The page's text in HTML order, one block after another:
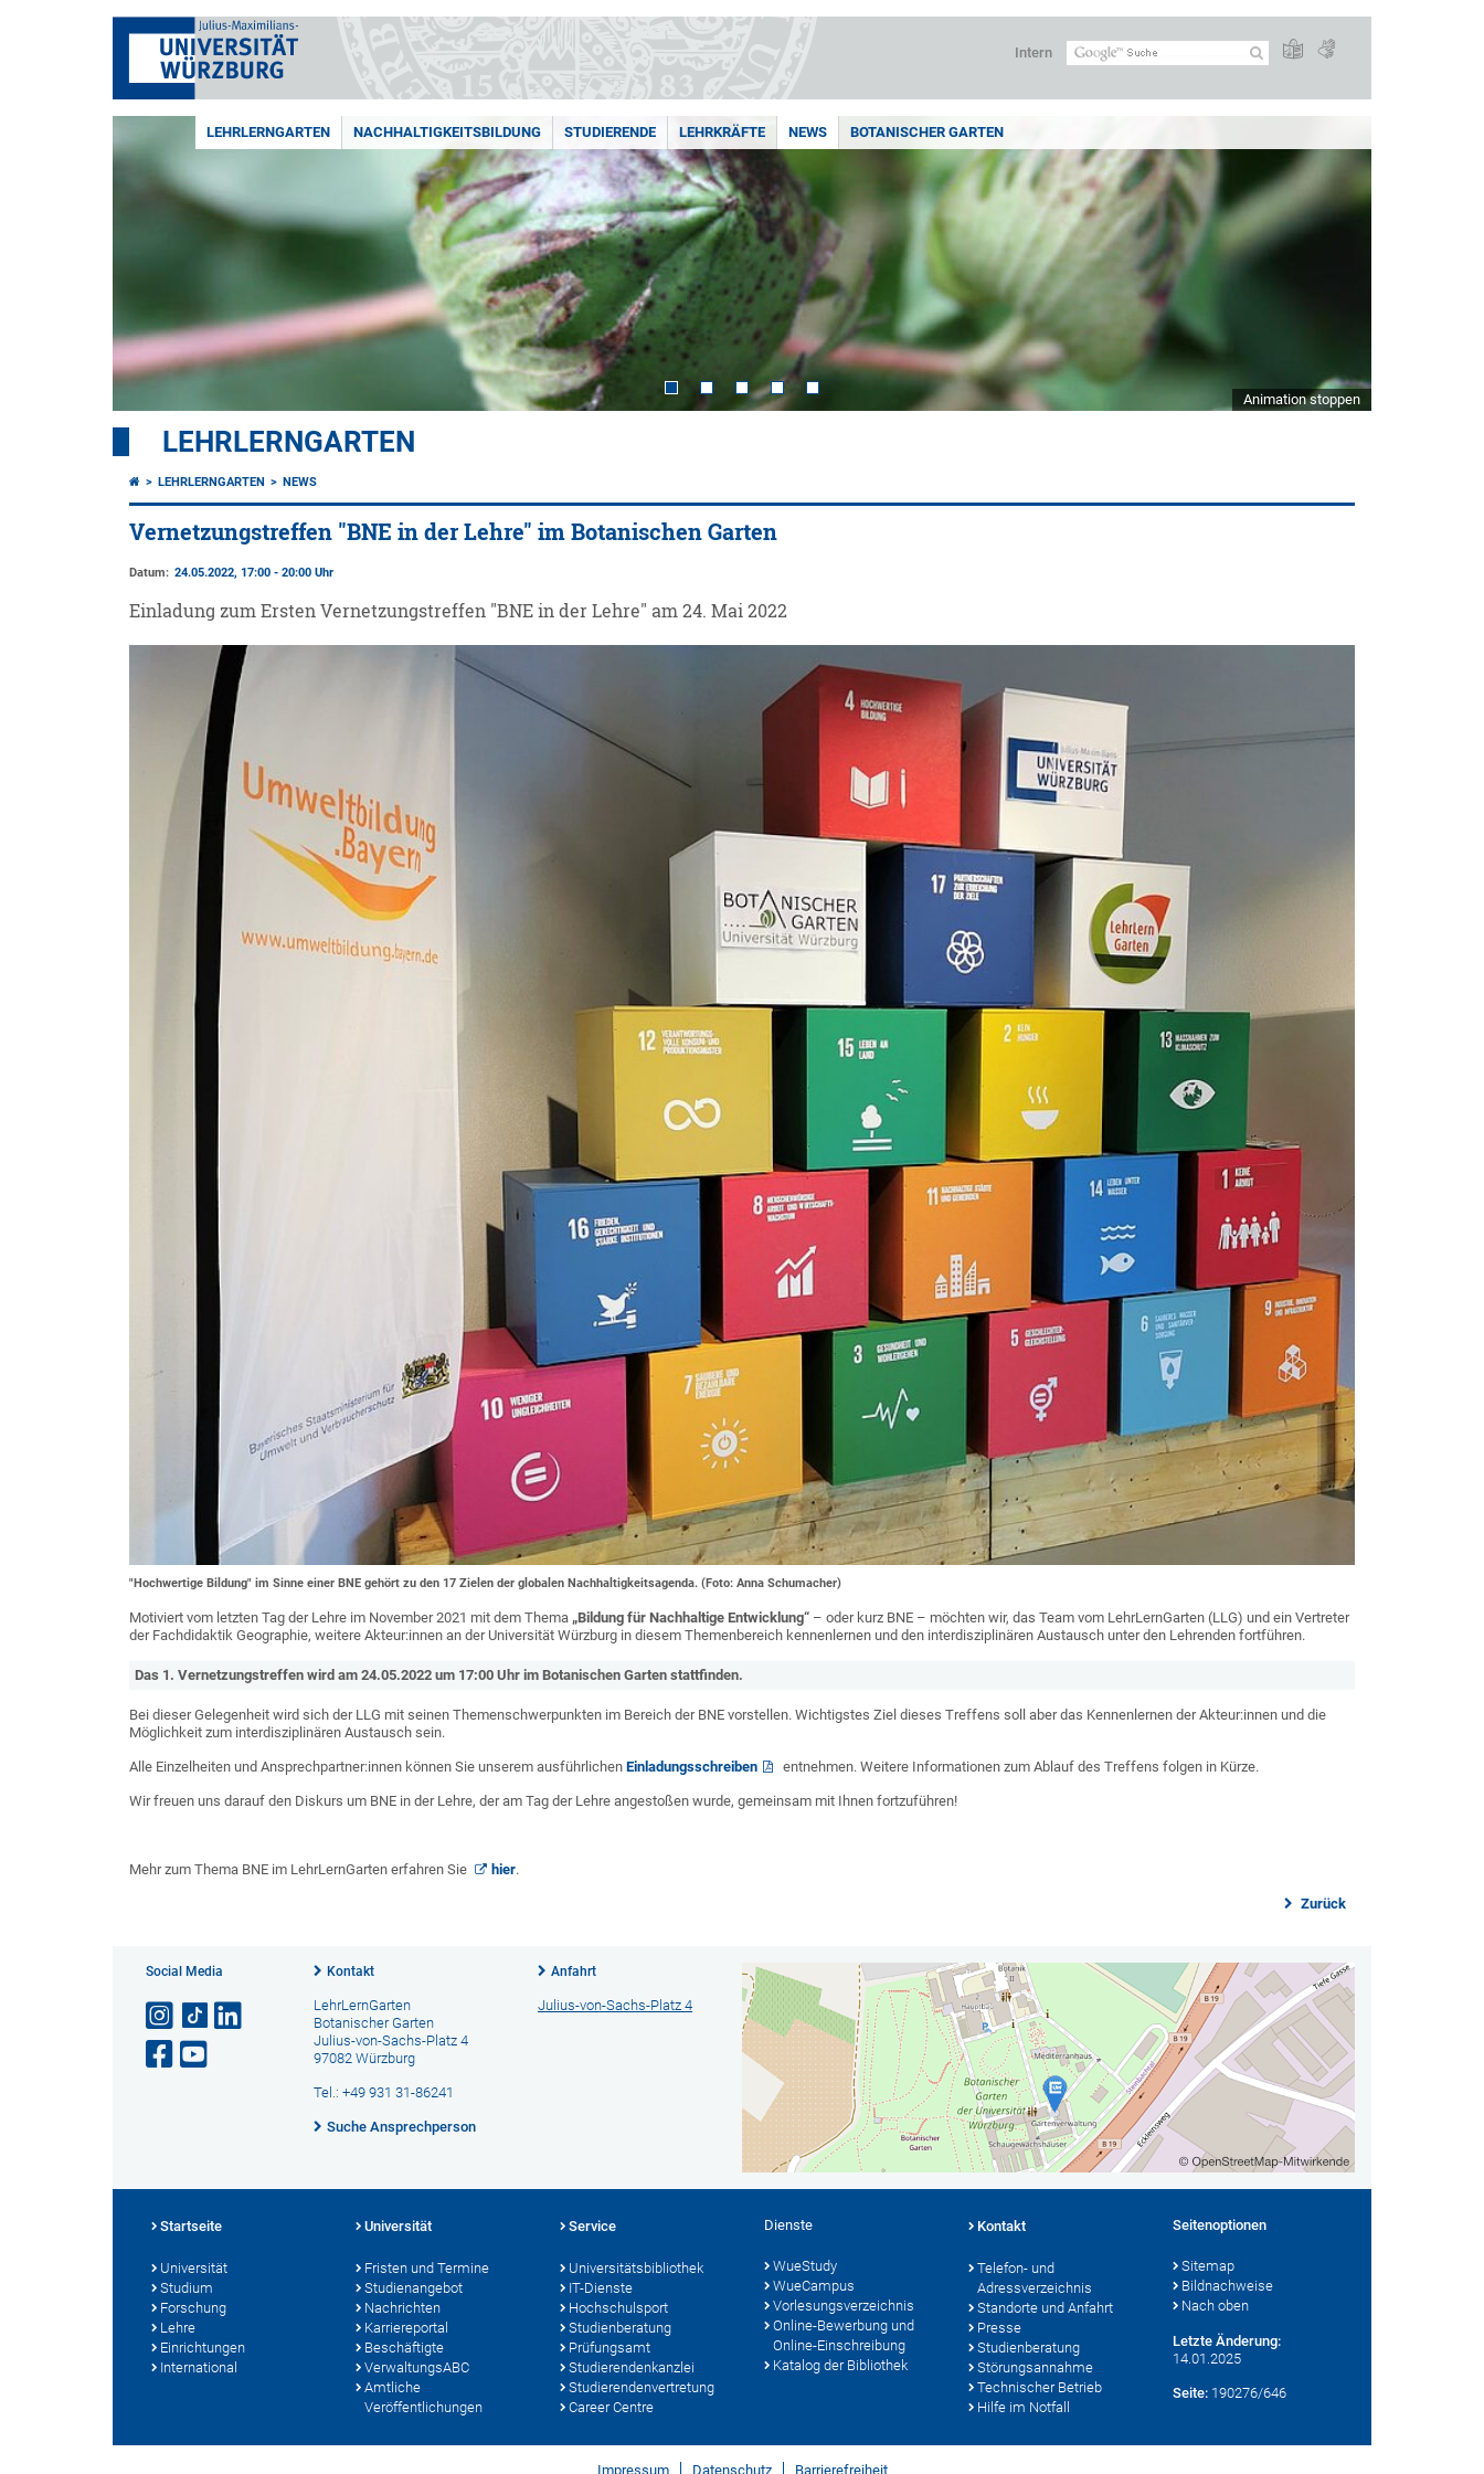
Intern
LEHRLERNGARTEN NACHHALTIGKEITSBILDUNG STUDIERENDE LEHRKRÄFTE NEWS BOTANISCHER GARTEN
Animation stoppen
LEHRLERNGARTEN
LEHRLERNGARTEN NEWS
Vernetzungstreffen "BNE in der Lehre" im Botanischen Garten
Datum: 24.05.2022, 17:00 - 20:00 Uhr
Einladung zum Ersten Vernetzungstreffen "BNE in der Lehre" am 24. Mai 2022
"Hochwertige Bildung" im Sinne einer BNE gehört zu den 17 Zielen der globalen Nachhaltigkeitsagenda. (Foto: Anna Schumacher)
Motiviert vom letzten Tag der Lehre im November 2021 mit dem Thema „Bildung für Nachhaltige Entwicklung“ – oder kurz BNE – möchten wir, das Team vom LehrLernGarten (LLG) und ein Vertreter
der Fachdidaktik Geographie, weitere Akteur:innen an der Universität Würzburg in diesem Themenbereich kennenlernen und den interdisziplinären Austausch unter den Lehrenden fortführen.
Das 1. Vernetzungstreffen wird am 24.05.2022 um 17:00 Uhr im Botanischen Garten stattfinden.
Bei dieser Gelegenheit wird sich der LLG mit seinen Themenschwerpunkten im Bereich der BNE vorstellen. Wichtigstes Ziel dieses Treffens soll aber das Kennenlernen der Akteur:innen und die
Möglichkeit zum interdisziplinären Austausch sein.
Alle Einzelheiten und Ansprechpartner:innen können Sie unserem ausführlichen Einladungsschreiben entnehmen. Weitere Informationen zum Ablauf des Treffens folgen in Kürze.
Wir freuen uns darauf den Diskurs um BNE in der Lehre, der am Tag der Lehre angestoßen wurde, gemeinsam mit Ihnen fortzuführen!
Mehr zum Thema BNE im LehrLernGarten erfahren Sie hier.
Zurück
Social Media Kontakt
LehrLernGarten
Botanischer Garten
Julius-von-Sachs-Platz 4
97082 Würzburg
Tel.: +49 931 31-86241
Suche Ansprechperson
Anfahrt
Julius-von-Sachs-Platz 4
Startseite
Universität
Studium
Forschung
Lehre
Einrichtungen
International
Universität
Fristen und Termine
Studienangebot
Nachrichten
Karriereportal
Beschäftigte
VerwaltungsABC
Amtliche
Veröffentlichungen
Service
Universitätsbibliothek
IT-Dienste
Hochschulsport
Studienberatung
Prüfungsamt
Studierendenkanzlei
Studierendenvertretung
Career Centre
Dienste
WueStudy
WueCampus
Vorlesungsverzeichnis
Online-Bewerbung und
Online-Einschreibung
Katalog der Bibliothek
Kontakt
Telefon- und
Adressverzeichnis
Standorte und Anfahrt
Presse
Studienberatung
Störungsannahme
Technischer Betrieb
Hilfe im Notfall
Seitenoptionen
Sitemap
Bildnachweise
Nach oben
Letzte Änderung:
14.01.2025
Seite: 190276/646
Impressum Datenschutz Barrierefreiheit